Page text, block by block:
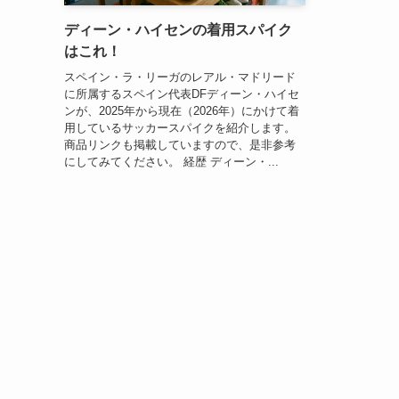
ディーン・ハイセンの着用スパイク
はこれ！
スペイン・ラ・リーガのレアル・マドリード
に所属するスペイン代表DFディーン・ハイセ
ンが、2025年から現在（2026年）にかけて着
用しているサッカースパイクを紹介します。
商品リンクも掲載していますので、是非参考
にしてみてください。 経歴 ディーン・...